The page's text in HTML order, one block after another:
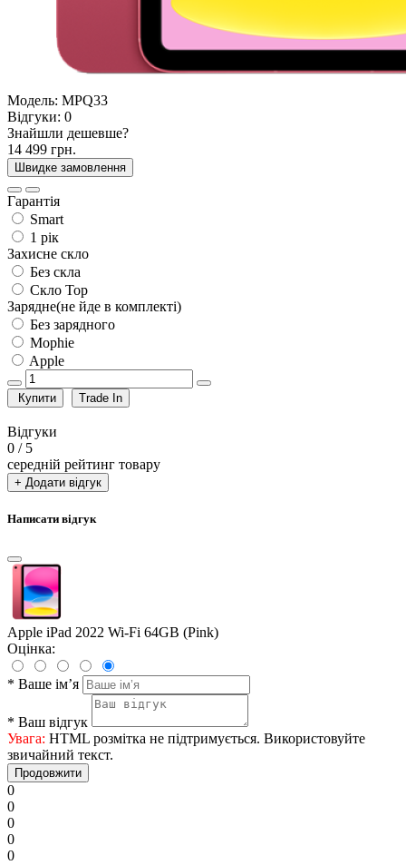
Модель: MPQ33
Відгуки: 0
Знайшли дешевше?
14 499 грн.
Швидке замовлення
Гарантія
Smart
1 рік
Захисне скло
Без скла
Скло Top
Зарядне(не йде в комплекті)
Без зарядного
Mophie
Apple
Купити Trade In
Відгуки
0 / 5
середній рейтинг товару
+ Додати відгук
Написати відгук
Apple iPad 2022 Wi-Fi 64GB (Pink)
Оцінка:
* Ваше ім’я
* Ваш відгук
Увага: HTML розмітка не підтримується. Використовуйте
звичайний текст.
Продовжити
0
0
0
0
0